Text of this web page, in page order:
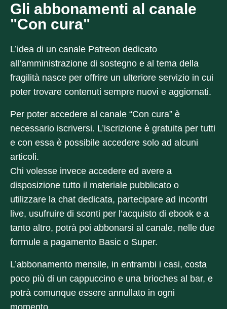
Gli abbonamenti al canale
"Con cura"
L’idea di un canale Patreon dedicato
all’amministrazione di sostegno e al tema della
fragilità nasce per offrire un ulteriore servizio in cui
poter trovare contenuti sempre nuovi e aggiornati.
Per poter accedere al canale “Con cura” è
necessario iscriversi. L’iscrizione è gratuita per tutti
e con essa è possibile accedere solo ad alcuni
articoli.
Chi volesse invece accedere ed avere a
disposizione tutto il materiale pubblicato o
utilizzare la chat dedicata, partecipare ad incontri
live, usufruire di sconti per l’acquisto di ebook e a
tanto altro, potrà poi abbonarsi al canale, nelle due
formule a pagamento Basic o Super.
L’abbonamento mensile, in entrambi i casi, costa
poco più di un cappuccino e una brioches al bar, e
potrà comunque essere annullato in ogni
momento.